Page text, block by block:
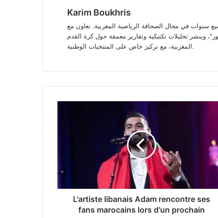
Karim Boukhris
في مجال الصحافة الرياضية المغربية. تعاون مع
وينشر تحليلات تكتيكية وتقارير معمقة حول كرة القدم
المغربية، مع تركيز خاص على المنتخبات الوطنية.
d'un
prochain
concert
L'artiste libanais Adam rencontre ses
fans marocains lors d'un prochain